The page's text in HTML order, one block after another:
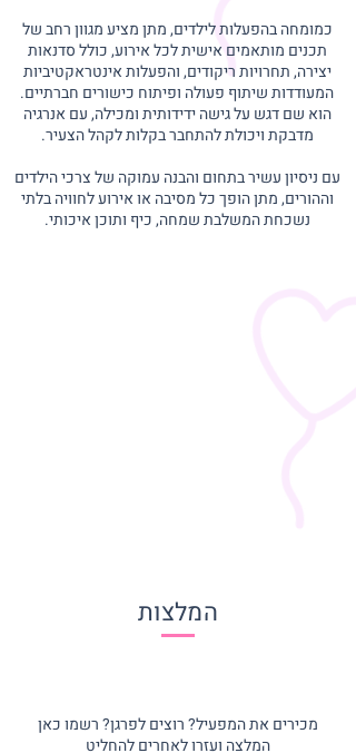
כמומחה בהפעלות לילדים, מתן מציע מגוון רחב של
תכנים מותאמים אישית לכל אירוע, כולל סדנאות
יצירה, תחרויות ריקודים, והפעלות אינטראקטיביות
המעודדות שיתוף פעולה ופיתוח כישורים חברתיים.
הוא שם דגש על גישה ידידותית ומכילה, עם אנרגיה
מדבקת ויכולת להתחבר בקלות לקהל הצעיר.
עם ניסיון עשיר בתחום והבנה עמוקה של צרכי הילדים
וההורים, מתן הופך כל מסיבה או אירוע לחוויה בלתי
נשכחת המשלבת שמחה, כיף ותוכן איכותי.
המלצות
מכירים את המפעיל? רוצים לפרגן? רשמו כאן
המלצה ועזרו לאחרים להחליט